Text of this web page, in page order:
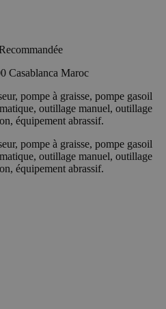
Casablanca Maroc
pompe à graisse, pompe gasoil
outillage manuel, outillage
équipement abrassif.
pompe à graisse, pompe gasoil
outillage manuel, outillage
équipement abrassif.